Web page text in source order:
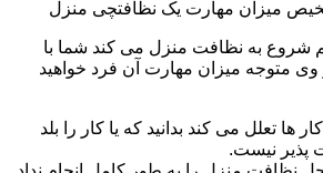
میزان مهارت یک نظافتچی منزل
شروع به نظافت منزل می کند شما با
متوجه میزان مهارت آن فرد خواهید
ها تعلل می کند بدانید که یا کار را بلد
پذیر نیست.